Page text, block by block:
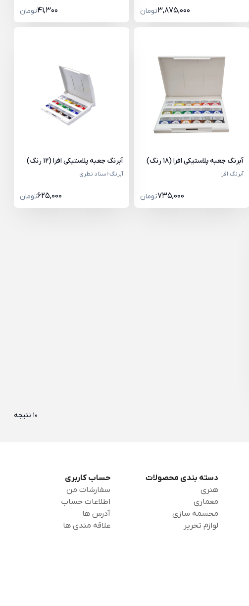
3,875,000تومان 41,300تومان
آبرنگ جعبه پلاستیکی افرا (18 رنگ)
آبرنگ افرا
735,000تومان
آبرنگ جعبه پلاستیکی افرا (12 رنگ)
آبرنگ-استاد نظری
625,000تومان
10 نتیجه
دسته بندی محصولات
هنری
معماری
مجسمه سازی
لوازم تحریر
حساب کاربری
سفارشات من
اطلاعات حساب
آدرس ها
علاقه مندی ها